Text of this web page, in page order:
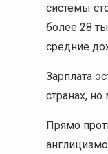
системы
более 28
средние
Зарплата
странах,
Прямо